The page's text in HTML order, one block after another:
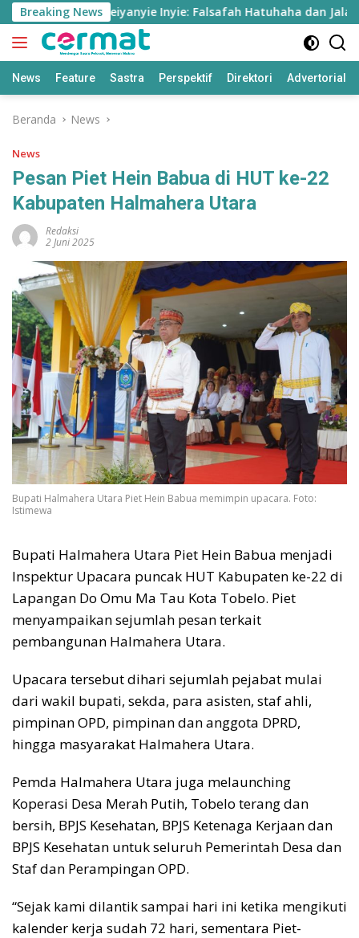
Langsung
ke
konten
Breaking News
Umiye, Seiyanyie Inyie: Falsafah Hatuhaha dan Jalan
News Feature Sastra Perspektif Direktori Advertorial
Beranda News
News
Pesan Piet Hein Babua di HUT ke-22
Kabupaten Halmahera Utara
Redaksi
2 Juni 2025
Bupati Halmahera Utara Piet Hein Babua memimpin upacara. Foto:
Istimewa
Bupati Halmahera Utara Piet Hein Babua menjadi
Inspektur Upacara puncak HUT Kabupaten ke-22 di
Lapangan Do Omu Ma Tau Kota Tobelo. Piet
menyampaikan sejumlah pesan terkait
pembangunan Halmahera Utara.
Upacara tersebut dihari sejumlah pejabat mulai
dari wakil bupati, sekda, para asisten, staf ahli,
pimpinan OPD, pimpinan dan anggota DPRD,
hingga masyarakat Halmahera Utara.
Pemda Halmahera Utara juga melaunching
Koperasi Desa Merah Putih, Tobelo terang dan
bersih, BPJS Kesehatan, BPJS Ketenaga Kerjaan dan
BPJS Kesehatan untuk seluruh Pemerintah Desa dan
Staf dan Perampingan OPD.
“Sejak kami dilantik sampai hari ini ketika mengikuti
kalender kerja sudah 72 hari, sementara Piet-